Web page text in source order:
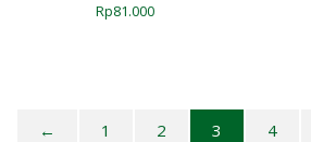
Rp81.000
← 1 2 3 4